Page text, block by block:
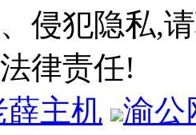
侵犯隐私,
律责任!
薛主机
渝公